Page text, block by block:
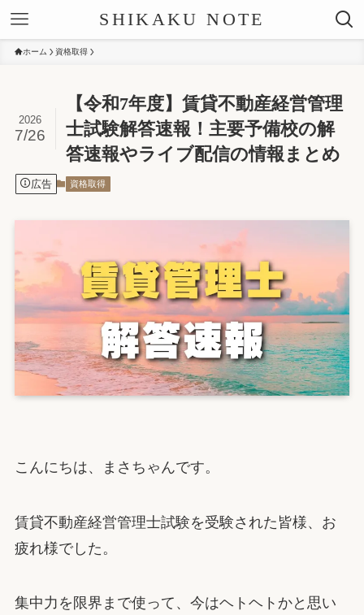
SHIKAKU NOTE
ホーム 資格取得
【令和7年度】賃貸不動産経営管理
士試験解答速報！主要予備校の解
答速報やライブ配信の情報まとめ
2026
7/26
広告 資格取得
こんにちは、まさちゃんです。
賃貸不動産経営管理士試験を受験された皆様、お
疲れ様でした。
集中力を限界まで使って、今はヘトヘトかと思い